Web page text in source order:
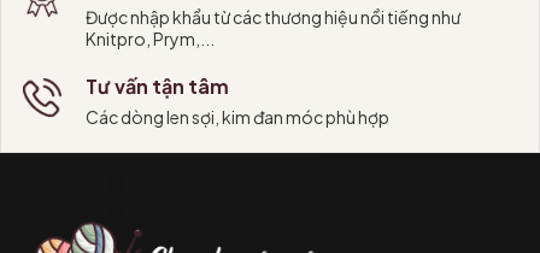
Được nhập khẩu từ các thương hiệu nổi tiếng như
Knitpro, Prym,...
Tư vấn tận tâm
Các dòng len sợi, kim đan móc phù hợp